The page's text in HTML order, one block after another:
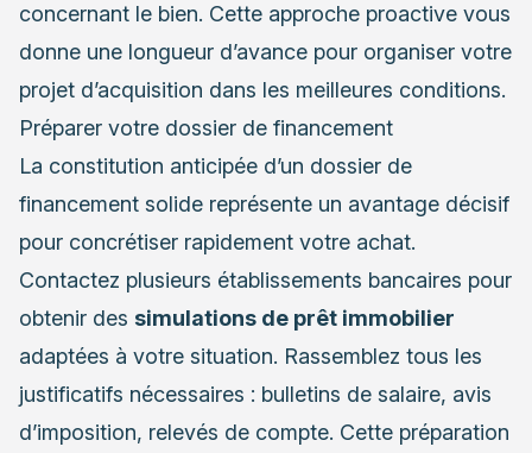
concernant le bien. Cette approche proactive vous
donne une longueur d’avance pour organiser votre
projet d’acquisition dans les meilleures conditions.
Préparer votre dossier de financement
La constitution anticipée d’un dossier de
financement solide représente un avantage décisif
pour concrétiser rapidement votre achat.
Contactez plusieurs établissements bancaires pour
obtenir des simulations de prêt immobilier
adaptées à votre situation. Rassemblez tous les
justificatifs nécessaires : bulletins de salaire, avis
d’imposition, relevés de compte. Cette préparation